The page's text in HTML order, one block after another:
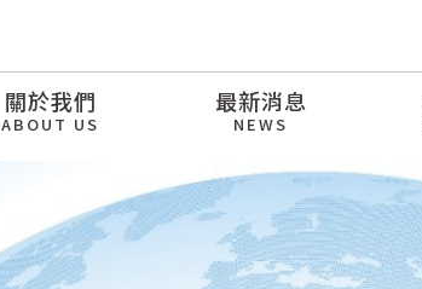
關於我們
ABOUT US
最新消息
NEWS